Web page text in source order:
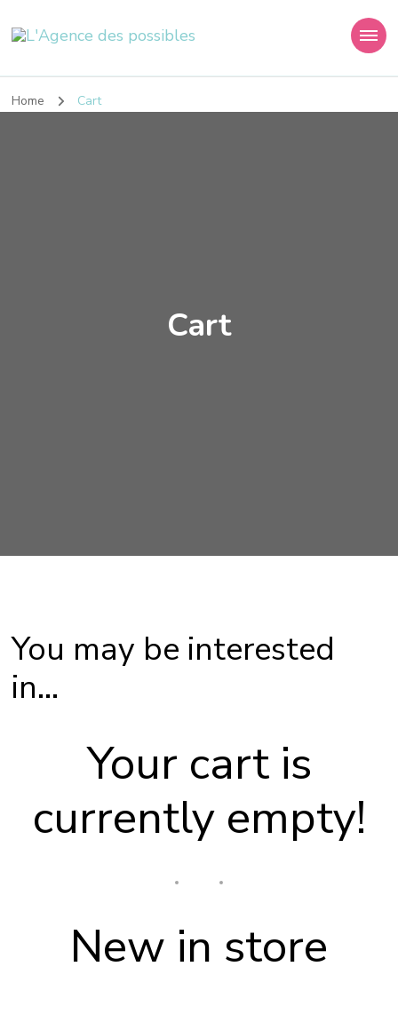
L'Agence des
Possibles
Home Cart
Cart
You may be interested
in…
Your cart is
currently empty!
New in store